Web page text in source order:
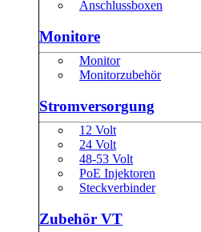
Anschlussboxen
Monitore
Monitor
Monitorzubehör
Stromversorgung
12 Volt
24 Volt
48-53 Volt
PoE Injektoren
Steckverbinder
Zubehör VT